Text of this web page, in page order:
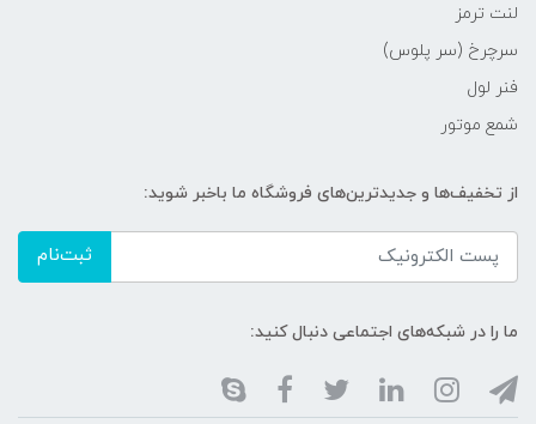
لنت ترمز
سرچرخ (سر پلوس)
فنر لول
شمع موتور
از تخفیف‌ها و جدیدترین‌های فروشگاه ما باخبر شوید:
ثبت‌نام
ما را در شبکه‌های اجتماعی دنبال کنید: